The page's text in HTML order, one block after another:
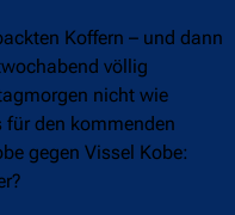
Koffern – und dann
völlig
nicht wie
den kommenden
gegen Vissel Kobe: